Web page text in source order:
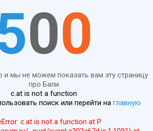
00
и мы не можем показать вам эту страницу
про Бали
c.at is not a function
поиск или перейти на главную
c.at is not a function at P